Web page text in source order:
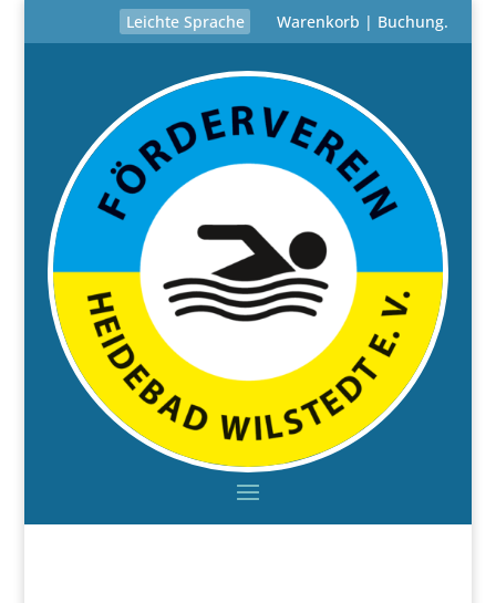
Leichte Sprache Warenkorb | Buchung.